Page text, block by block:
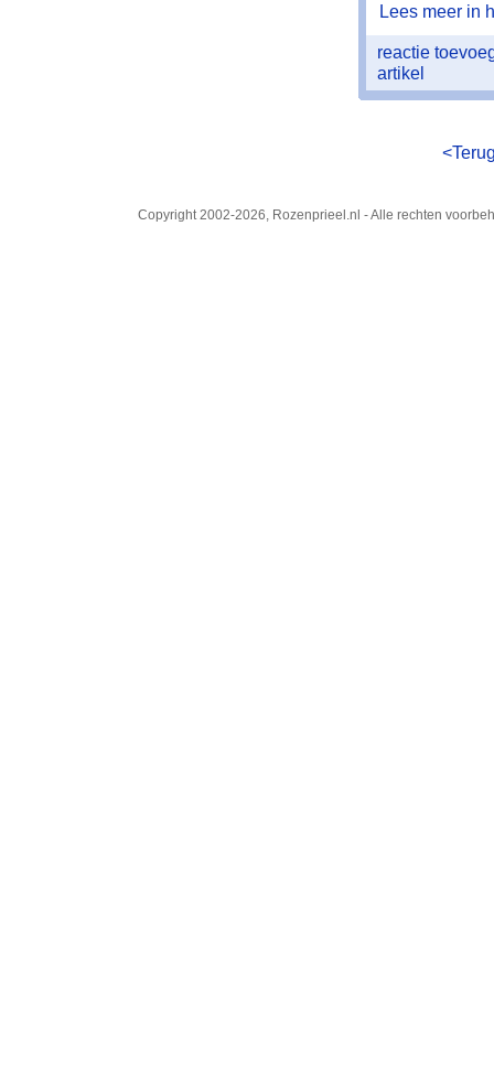
Lees meer in
reactie
artikel
Copyright 2002-2026, Rozenprieel.nl - Alle rechten